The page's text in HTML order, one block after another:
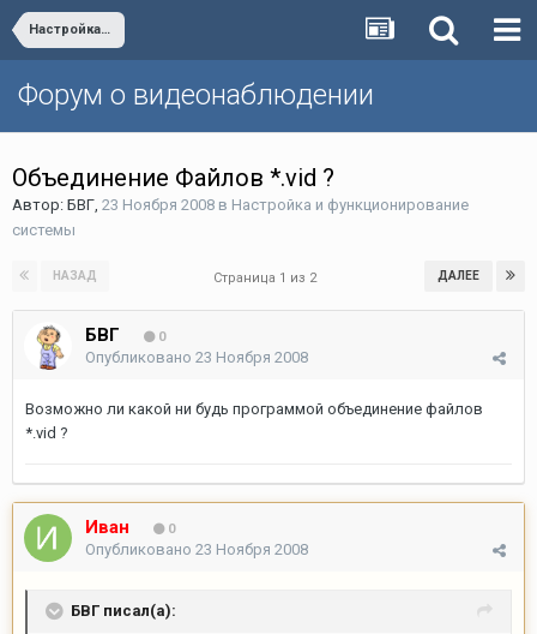
Настройка и функционирование системы
Форум о видеонаблюдении
Oбъединение Файлов *.vid ?
Автор: БВГ, 23 Ноября 2008 в Настройка и функционирование
системы
НАЗАД ДАЛЕЕ
Страница 1 из 2
БВГ 0
Опубликовано 23 Ноября 2008
Возможно ли какой ни будь программой объединение файлов
*.vid ?
Иван 0
Опубликовано 23 Ноября 2008
БВГ писал(а):